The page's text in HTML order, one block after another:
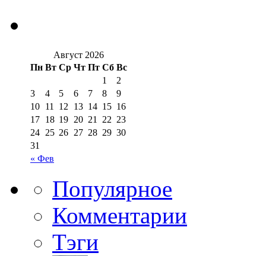
Август 2026
Пн Вт Ср Чт Пт Сб Вс
« Фев
1
2
3
4 5 6 7 8
9
10 11 12 13 14 15 16
17 18 19 20 21 22 23
24 25 26 27 28 29 30
31
Популярное
Комментарии
Тэги